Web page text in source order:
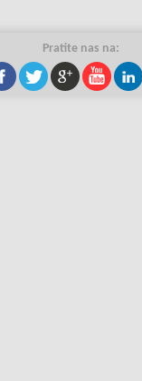
Pratite nas na: